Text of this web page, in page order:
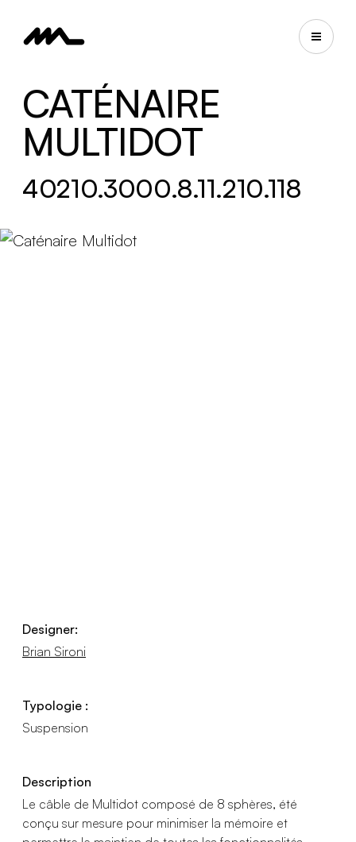
CATÉNAIRE
MULTIDOT
40210.3000.8.11.210.118
Designer:
Brian Sironi
Typologie :
Suspension
Description
Le câble de Multidot composé de 8 sphères, été
conçu sur mesure pour minimiser la mémoire et